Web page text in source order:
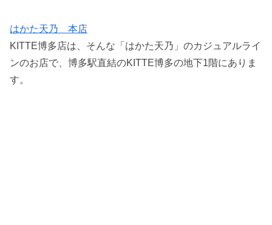
はかた天乃 本店
KITTE博多店は、そんな「はかた天乃」のカジュアルライ
ンのお店で、博多駅直結のKITTE博多の地下1階にありま
す。